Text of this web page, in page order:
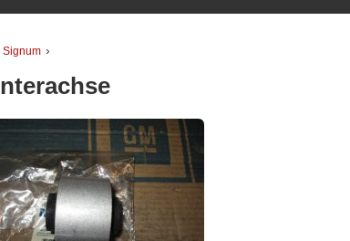
Signum ›